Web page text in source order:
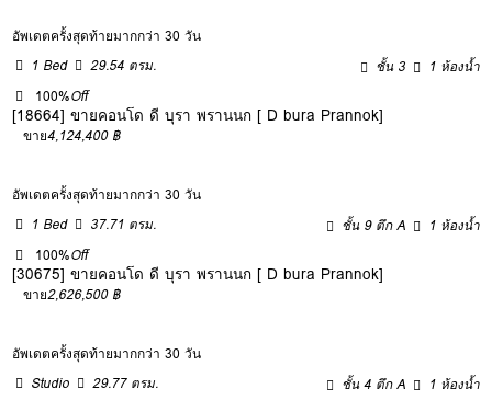
อัพเดตครั้งสุดท้ายมากกว่า 30 วัน
1 Bed
29.54 ตรม. ชั้น 3
1 ห้องน้ำ
100%Off
[18664] ขายคอนโด ดี บุรา พรานนก [ D bura Prannok]
ขาย4,124,400 ฿
อัพเดตครั้งสุดท้ายมากกว่า 30 วัน
1 Bed
37.71 ตรม. ชั้น 9 ตึก A
1 ห้องน้ำ
100%Off
[30675] ขายคอนโด ดี บุรา พรานนก [ D bura Prannok]
ขาย2,626,500 ฿
อัพเดตครั้งสุดท้ายมากกว่า 30 วัน
Studio
29.77 ตรม. ชั้น 4 ตึก A 1 ห้องน้ำ